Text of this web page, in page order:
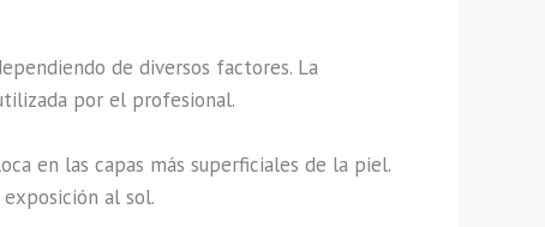
de diversos factores. La
por el profesional.
en las capas más superficiales de la piel.
al sol.